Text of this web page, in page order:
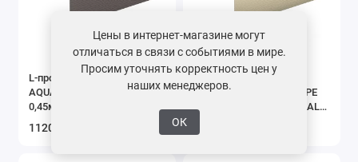
L-профиль 150
AQUASYSTEM L=2 м St PE
0,45мм (Zn140) RR 32 -
1120 ₽ / шт.
L-профиль 150
AQUASYSTEM L=2 м St PE
MATT 0,45мм (Zn140) RAL
Цены в интернет-магазине могут
отличаться в связи с событиями в мире.
Просим уточнять корректность цен у
наших менеджеров.
ОК